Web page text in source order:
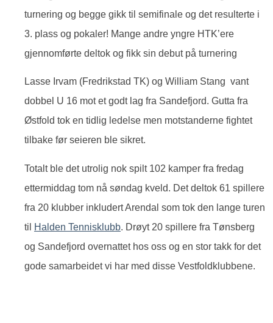
turnering og begge gikk til semifinale og det resulterte i
3. plass og pokaler! Mange andre yngre HTK’ere
gjennomførte deltok og fikk sin debut på turnering
Lasse Irvam (Fredrikstad TK) og William Stang vant
dobbel U 16 mot et godt lag fra Sandefjord. Gutta fra
Østfold tok en tidlig ledelse men motstanderne fightet
tilbake før seieren ble sikret.
Totalt ble det utrolig nok spilt 102 kamper fra fredag
ettermiddag tom nå søndag kveld. Det deltok 61 spillere
fra 20 klubber inkludert Arendal som tok den lange turen
til
Halden Tennisklubb. Drøyt 20 spillere fra Tønsberg
og Sandefjord overnattet hos oss og en stor takk for det
gode samarbeidet vi har med disse Vestfoldklubbene.